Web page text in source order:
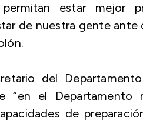
estar mejor
de nuestra gente
del
“en el Departamento
de